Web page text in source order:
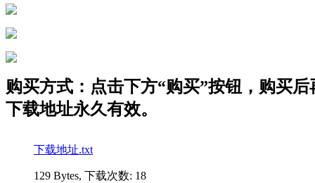
购买方式：点击下方“购买”按钮，购买
下载地址永久有效。
下载地址.txt
129 Bytes, 下载次数: 18